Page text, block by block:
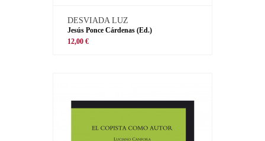
DESVIADA LUZ
Jesús Ponce Cárdenas (Ed.)
12,00 €